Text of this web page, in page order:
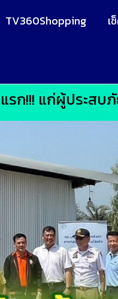
TV360Shopping เ
รก!!! แก่ผู้ประสบ